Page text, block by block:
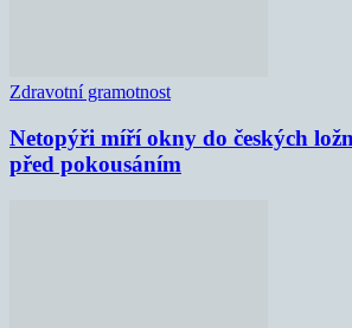
Zdravotní gramotnost
Netopýři míří okny do českých
před pokousáním